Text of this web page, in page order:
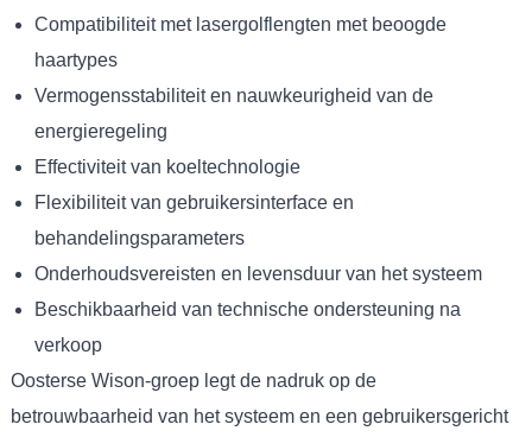
Compatibiliteit met lasergolflengten met beoogde
haartypes
Vermogensstabiliteit en nauwkeurigheid van de
energieregeling
Effectiviteit van koeltechnologie
Flexibiliteit van gebruikersinterface en
behandelingsparameters
Onderhoudsvereisten en levensduur van het systeem
Beschikbaarheid van technische ondersteuning na
verkoop
Oosterse Wison-groep legt de nadruk op de
betrouwbaarheid van het systeem en een gebruikersgericht